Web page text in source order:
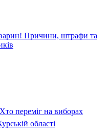
Причини, штрафи та
переміг на виборах
області